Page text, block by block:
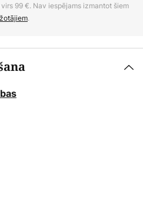
99 €. Nav iespējams izmantot šiem
.